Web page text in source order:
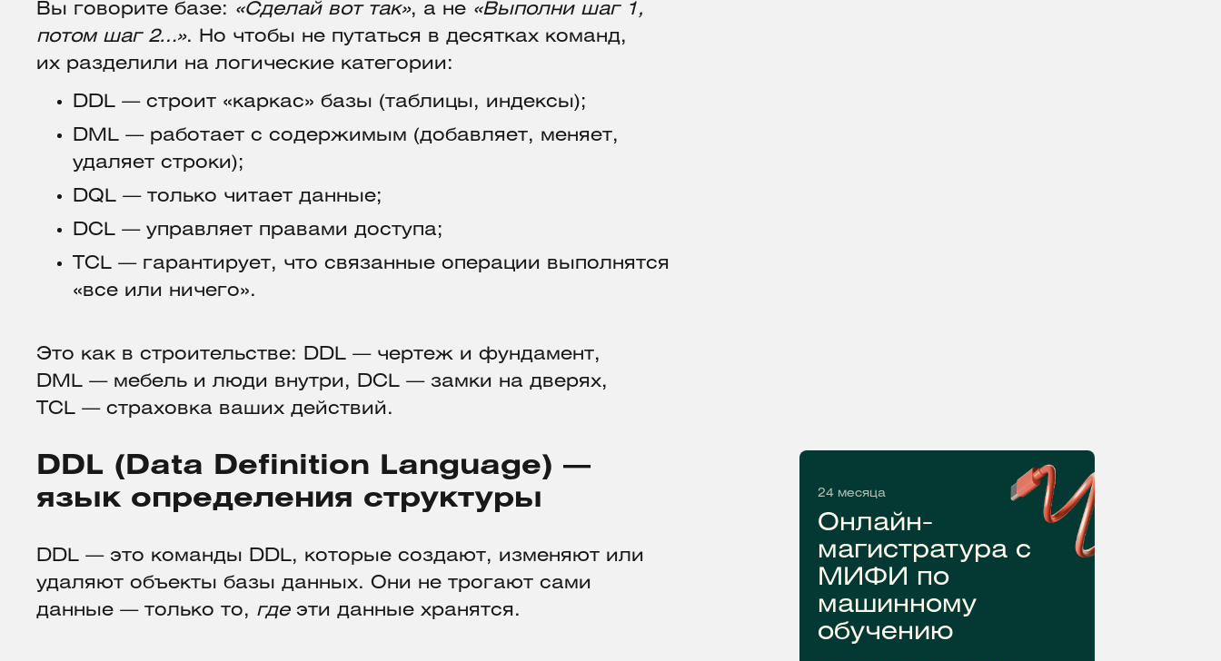
Вы говорите базе: «Сделай вот так», а не «Выполни шаг 1,
потом шаг 2…». Но чтобы не путаться в десятках команд,
их разделили на логические категории:
DDL — строит «каркас» базы (таблицы, индексы);
DML — работает с содержимым (добавляет, меняет,
удаляет строки);
DQL — только читает данные;
DCL — управляет правами доступа;
TCL — гарантирует, что связанные операции выполнятся
«все или ничего».
Это как в строительстве: DDL — чертеж и фундамент,
DML — мебель и люди внутри, DCL — замки на дверях,
TCL — страховка ваших действий.
24 месяца
Онлайн-
магистратура с
МИФИ по
машинному
обучению
DDL (Data Definition Language) —
язык определения структуры
DDL — это команды DDL, которые создают, изменяют или
удаляют объекты базы данных. Они не трогают сами
данные — только то, гдеэти данные хранятся.